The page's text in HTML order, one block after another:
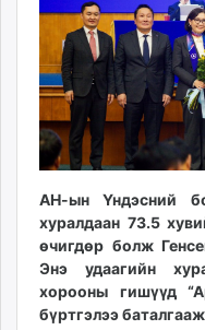
ikon.mn
mnb.mn
Livetv.mn
Eguur.mn
24tsag.mn
shuud.mn
ergelt.mn
zarig.mn
today.mn
zuv.mn
mminfo.mn
АН-ын Үндэсний
хуралдаан 73.5
өчигдөр болж
Энэ удаагийн
хорооны гишүүд
бүртгэлээ